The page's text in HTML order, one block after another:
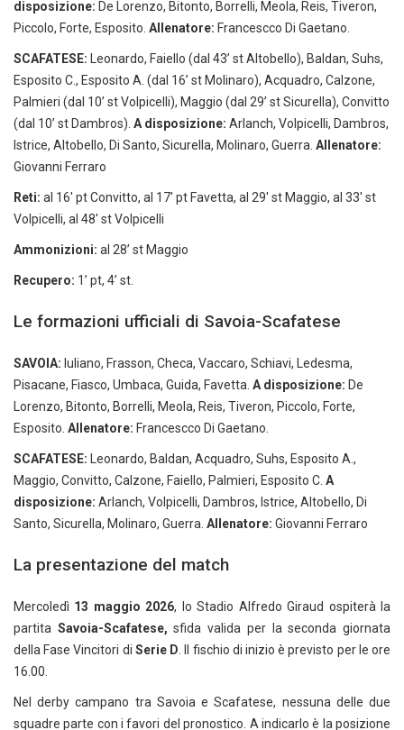
disposizione: De Lorenzo, Bitonto, Borrelli, Meola, Reis, Tiveron,
Piccolo, Forte, Esposito. Allenatore: Francescco Di Gaetano.
SCAFATESE: Leonardo, Faiello (dal 43’ st Altobello), Baldan, Suhs,
Esposito C., Esposito A. (dal 16’ st Molinaro), Acquadro, Calzone,
Palmieri (dal 10’ st Volpicelli), Maggio (dal 29’ st Sicurella), Convitto
(dal 10’ st Dambros). A disposizione: Arlanch, Volpicelli, Dambros,
Istrice, Altobello, Di Santo, Sicurella, Molinaro, Guerra. Allenatore:
Giovanni Ferraro
Reti: al 16′ pt Convitto, al 17′ pt Favetta, al 29′ st Maggio, al 33′ st
Volpicelli, al 48′ st Volpicelli
Ammonizioni: al 28’ st Maggio
Recupero: 1’ pt, 4’ st.
Le formazioni ufficiali di Savoia-Scafatese
SAVOIA: Iuliano, Frasson, Checa, Vaccaro, Schiavi, Ledesma,
Pisacane, Fiasco, Umbaca, Guida, Favetta. A disposizione: De
Lorenzo, Bitonto, Borrelli, Meola, Reis, Tiveron, Piccolo, Forte,
Esposito. Allenatore: Francescco Di Gaetano.
SCAFATESE: Leonardo, Baldan, Acquadro, Suhs, Esposito A.,
Maggio, Convitto, Calzone, Faiello, Palmieri, Esposito C. A
disposizione: Arlanch, Volpicelli, Dambros, Istrice, Altobello, Di
Santo, Sicurella, Molinaro, Guerra. Allenatore: Giovanni Ferraro
La presentazione del match
Mercoledì 13 maggio 2026, lo Stadio Alfredo Giraud ospiterà la
partita Savoia-Scafatese, sfida valida per la seconda giornata
della Fase Vincitori di Serie D . Il fischio di inizio è previsto per le ore
16.00.
Nel derby campano tra Savoia e Scafatese, nessuna delle due
squadre parte con i favori del pronostico. A indicarlo è la posizione